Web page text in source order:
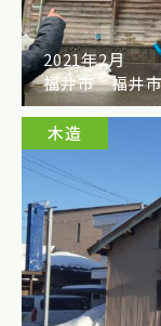
2021年2月
福井市 福井
木造